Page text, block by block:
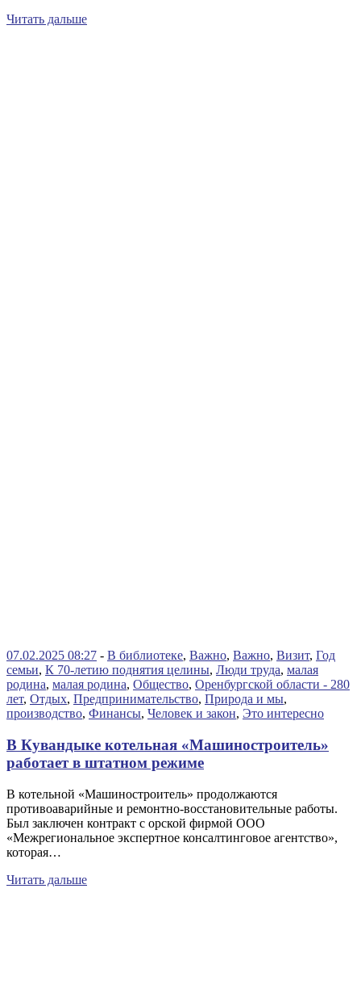
Читать дальше
07.02.2025 08:27 - В библиотеке, Важно, Важно, Визит, Год
семьи, К 70-летию поднятия целины, Люди труда, малая
родина, малая родина, Общество, Оренбургской области - 280
лет, Отдых, Предпринимательство, Природа и мы,
производство, Финансы, Человек и закон, Это интересно
В Кувандыке котельная «Машиностроитель»
работает в штатном режиме
В котельной «Машиностроитель» продолжаются
противоаварийные и ремонтно-восстановительные работы.
Был заключен контракт с орской фирмой ООО
«Межрегиональное экспертное консалтинговое агентство»,
которая…
Читать дальше